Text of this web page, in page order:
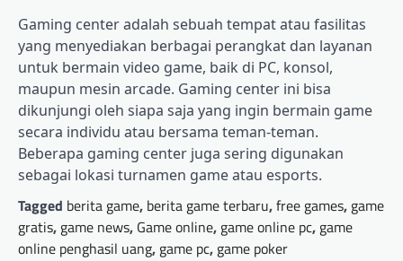
Gaming center adalah sebuah tempat atau fasilitas
yang menyediakan berbagai perangkat dan layanan
untuk bermain video game, baik di PC, konsol,
maupun mesin arcade. Gaming center ini bisa
dikunjungi oleh siapa saja yang ingin bermain game
secara individu atau bersama teman-teman.
Beberapa gaming center juga sering digunakan
sebagai lokasi turnamen game atau esports.
Tagged berita game, berita game terbaru,free games, game
gratis, game news, Game online, game online pc, game
online penghasil uang, game pc, game poker